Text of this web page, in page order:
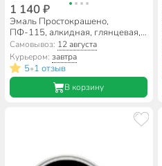
1 140 ₽
Эмаль Простокрашено,
ПФ-115, алкидная, глянцевая,
шоколадная, 2.7 кг
Самовывоз: 12 августа
Курьером:завтра
5•1 отзыв
В корзину